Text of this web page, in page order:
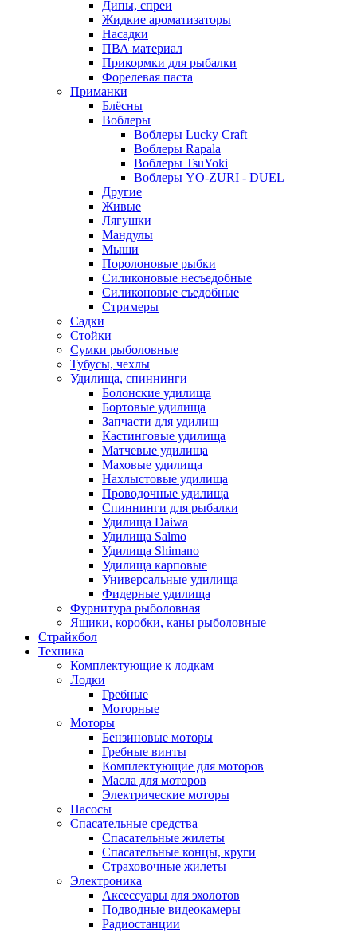
Дипы, спреи
Жидкие ароматизаторы
Насадки
ПВА материал
Прикормки для рыбалки
Форелевая паста
Приманки
Блёсны
Воблеры
Воблеры Lucky Craft
Воблеры Rapala
Воблеры TsuYoki
Воблеры YO-ZURI - DUEL
Другие
Живые
Лягушки
Мандулы
Мыши
Поролоновые рыбки
Силиконовые несъедобные
Силиконовые съедобные
Стримеры
Садки
Стойки
Сумки рыболовные
Тубусы, чехлы
Удилища, спиннинги
Болонские удилища
Бортовые удилища
Запчасти для удилищ
Кастинговые удилища
Матчевые удилища
Маховые удилища
Нахлыстовые удилища
Проводочные удилища
Спиннинги для рыбалки
Удилища Daiwa
Удилища Salmo
Удилища Shimano
Удилища карповые
Универсальные удилища
Фидерные удилища
Фурнитура рыболовная
Ящики, коробки, каны рыболовные
Страйкбол
Техника
Комплектующие к лодкам
Лодки
Гребные
Моторные
Моторы
Бензиновые моторы
Гребные винты
Комплектующие для моторов
Масла для моторов
Электрические моторы
Насосы
Спасательные средства
Спасательные жилеты
Спасательные концы, круги
Страховочные жилеты
Электроника
Аксессуары для эхолотов
Подводные видеокамеры
Радиостанции